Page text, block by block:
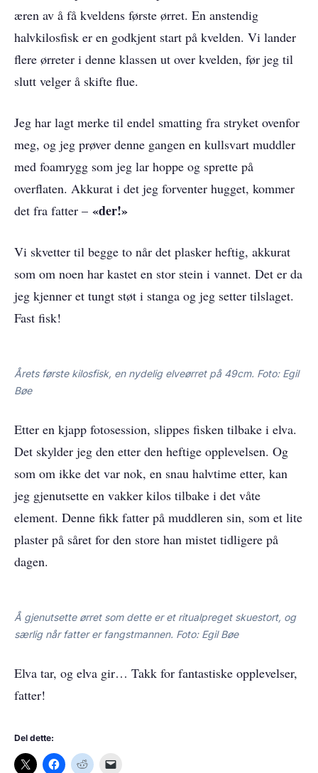
æren av å få kveldens første ørret. En anstendig
halvkilosfisk er en godkjent start på kvelden. Vi lander
flere ørreter i denne klassen ut over kvelden, før jeg til
slutt velger å skifte flue.
Jeg har lagt merke til endel smatting fra stryket ovenfor
meg, og jeg prøver denne gangen en kullsvart muddler
med foamrygg som jeg lar hoppe og sprette på
overflaten. Akkurat i det jeg forventer hugget, kommer
det fra fatter – «der!»
Vi skvetter til begge to når det plasker heftig, akkurat
som om noen har kastet en stor stein i vannet. Det er da
jeg kjenner et tungt støt i stanga og jeg setter tilslaget.
Fast fisk!
Årets første kilosfisk, en nydelig elveørret på 49cm. Foto: Egil
Bøe
Etter en kjapp fotosession, slippes fisken tilbake i elva.
Det skylder jeg den etter den heftige opplevelsen. Og
som om ikke det var nok, en snau halvtime etter, kan
jeg gjenutsette en vakker kilos tilbake i det våte
element. Denne fikk fatter på muddleren sin, som et lite
plaster på såret for den store han mistet tidligere på
dagen.
Å gjenutsette ørret som dette er et ritualpreget skuestort, og
særlig når fatter er fangstmannen. Foto: Egil Bøe
Elva tar, og elva gir… Takk for fantastiske opplevelser,
fatter!
Del dette: